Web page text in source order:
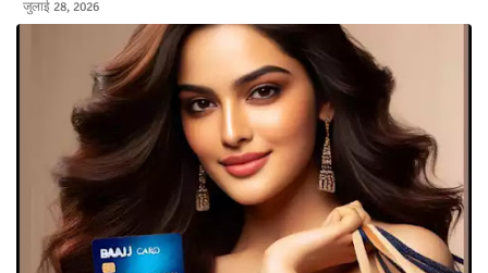
जुलाई 28, 2026